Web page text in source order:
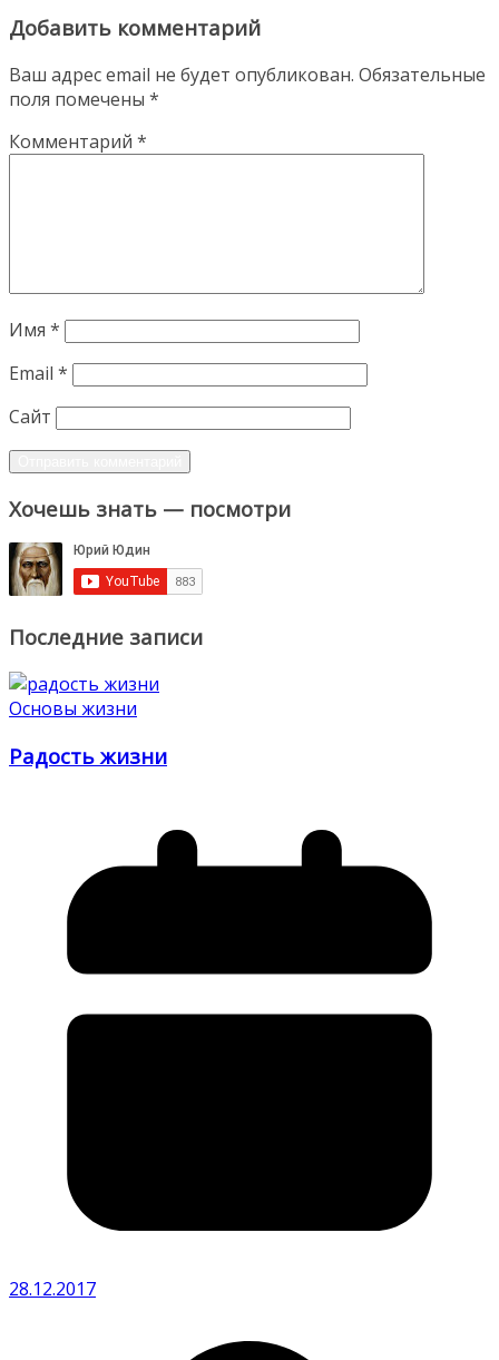
Добавить комментарий
Ваш адрес email не будет опубликован. Обязательные
поля помечены *
Комментарий *
Имя *
Email *
Сайт
Хочешь знать — посмотри
Последние записи
Основы жизни
Радость жизни
28.12.2017